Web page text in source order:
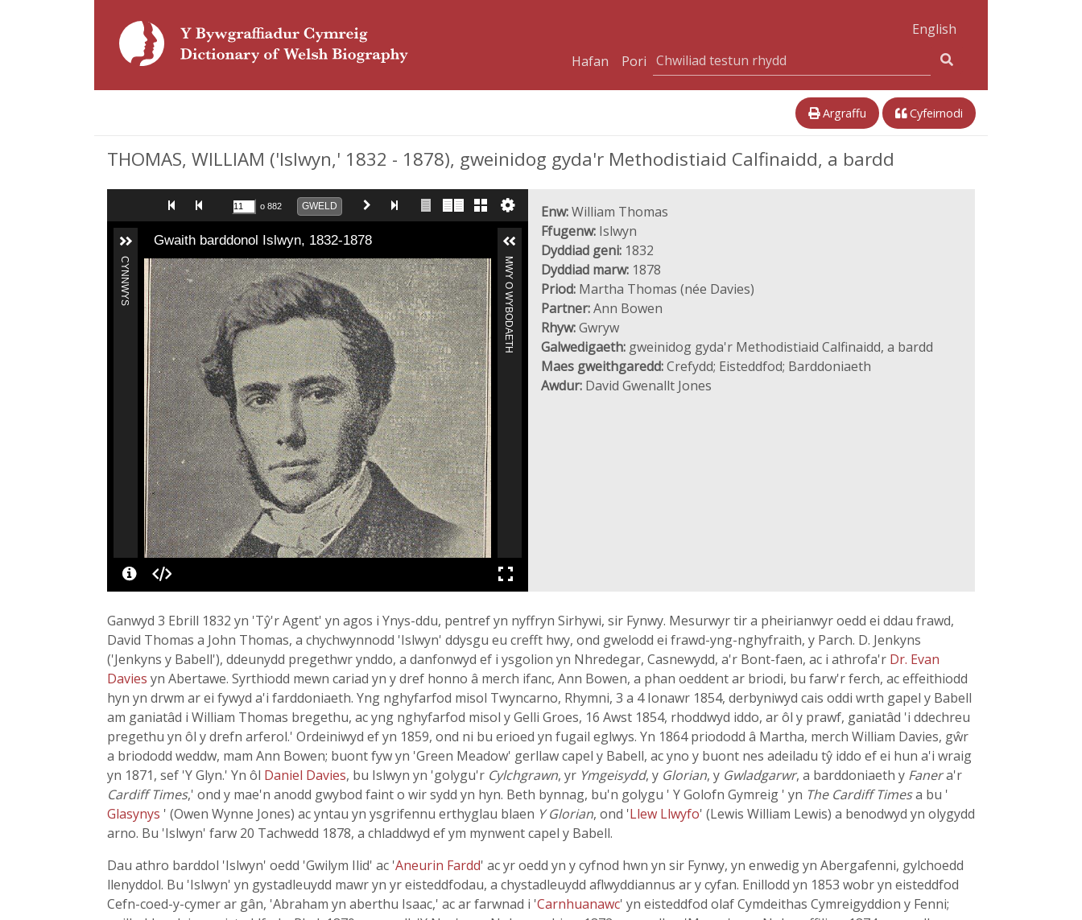
English
Hafan
Pori
Argraffu Cyfeirnodi
THOMAS, WILLIAM ('Islwyn,' 1832 - 1878), gweinidog gyda'r Methodistiaid Calfinaidd, a bardd
o 882 GWELD
Gwaith barddonol Islwyn, 1832-1878
CYNNWYS MWY O WYBODAETH
Enw:William Thomas
Ffugenw: Islwyn
Dyddiad geni: 1832
Dyddiad marw: 1878
Priod: Martha Thomas (née Davies)
Partner:Ann Bowen
Rhyw:Gwryw
Galwedigaeth: gweinidog gyda'r Methodistiaid Calfinaidd, a bardd
Maes gweithgaredd:Crefydd; Eisteddfod; Barddoniaeth
Awdur: David Gwenallt Jones
Ganwyd 3 Ebrill 1832 yn 'Tŷ'r Agent' yn agos i Ynys-ddu, pentref yn nyffryn Sirhywi, sir Fynwy. Mesurwyr tir a pheirianwyr oedd ei ddau frawd,
David Thomas a John Thomas, a chychwynnodd 'Islwyn' ddysgu eu crefft hwy, ond gwelodd ei frawd-yng-nghyfraith, y Parch. D. Jenkyns
('Jenkyns y Babell'), ddeunydd pregethwr ynddo, a danfonwyd ef i ysgolion yn Nhredegar, Casnewydd, a'r Bont-faen, ac i athrofa'r Dr. Evan
Davies yn Abertawe. Syrthiodd mewn cariad yn y dref honno â merch ifanc, Ann Bowen, a phan oeddent ar briodi, bu farw'r ferch, ac effeithiodd
hyn yn drwm ar ei fywyd a'i farddoniaeth. Yng nghyfarfod misol Twyncarno, Rhymni, 3 a 4 Ionawr 1854, derbyniwyd cais oddi wrth gapel y Babell
am ganiatâd i William Thomas bregethu, ac yng nghyfarfod misol y Gelli Groes, 16 Awst 1854, rhoddwyd iddo, ar ôl y prawf, ganiatâd 'i ddechreu
pregethu yn ôl y drefn arferol.' Ordeiniwyd ef yn 1859, ond ni bu erioed yn fugail eglwys. Yn 1864 priododd â Martha, merch William Davies, gŵr
a briododd weddw, mam Ann Bowen; buont fyw yn 'Green Meadow' gerllaw capel y Babell, ac yno y buont nes adeiladu tŷ iddo ef ei hun a'i wraig
yn 1871, sef 'Y Glyn.' Yn ôl Daniel Davies, bu Islwyn yn 'golygu'r Cylchgrawn, yr Ymgeisydd, y Glorian, y Gwladgarwr, a barddoniaeth y Fanera'r
Cardiff Times,' ond y mae'n anodd gwybod faint o wir sydd yn hyn. Beth bynnag, bu'n golygu ' Y Golofn Gymreig ' yn The Cardiff Timesa bu '
Glasynys ' (Owen Wynne Jones) ac yntau yn ysgrifennu erthyglau blaen Y Glorian, ond 'Llew Llwyfo' (Lewis William Lewis) a benodwyd yn olygydd
arno. Bu 'Islwyn' farw 20 Tachwedd 1878, a chladdwyd ef ym mynwent capel y Babell.
Dau athro barddol 'Islwyn' oedd 'Gwilym Ilid' ac 'Aneurin Fardd' ac yr oedd yn y cyfnod hwn yn sir Fynwy, yn enwedig yn Abergafenni, gylchoedd
llenyddol. Bu 'Islwyn' yn gystadleuydd mawr yn yr eisteddfodau, a chystadleuydd aflwyddiannus ar y cyfan. Enillodd yn 1853 wobr yn eisteddfod
Cefn-coed-y-cymer ar gân, 'Abraham yn aberthu Isaac,' ac ar farwnad i 'Carnhuanawc' yn eisteddfod olaf Cymdeithas Cymreigyddion y Fenni;